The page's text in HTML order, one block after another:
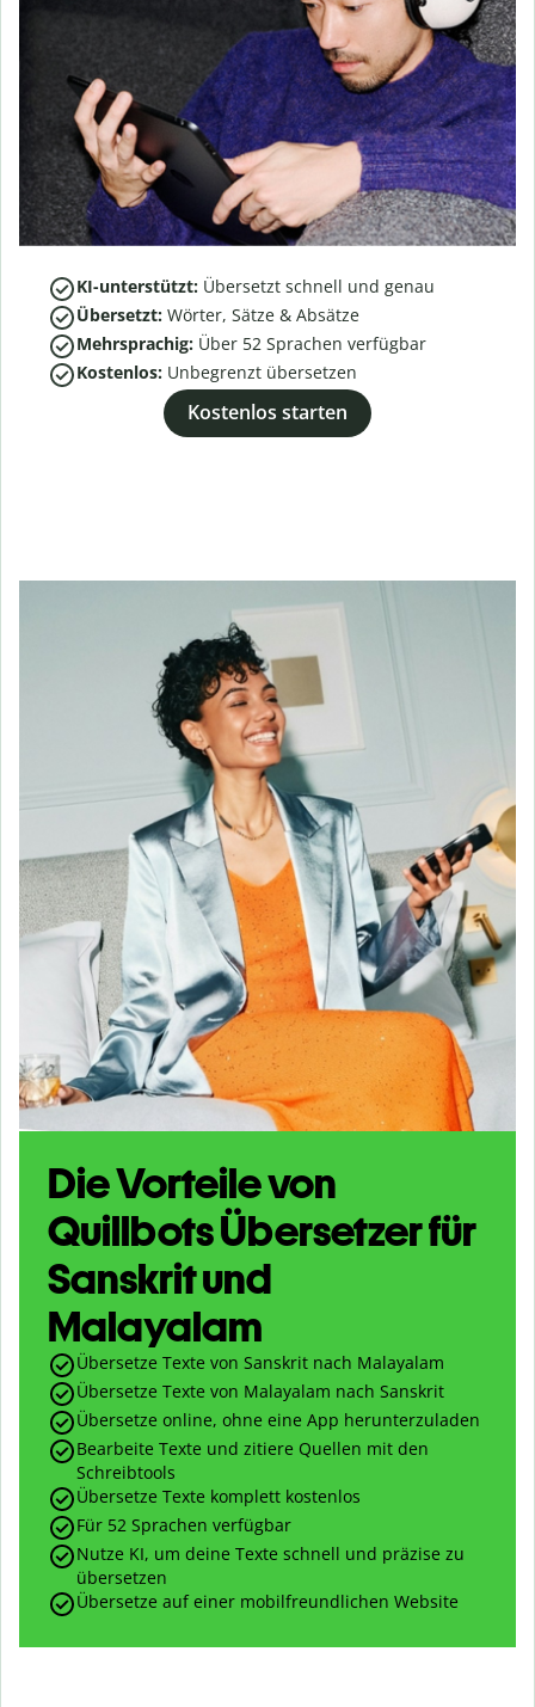
KI-unterstützt: Übersetzt schnell und genau
Übersetzt: Wörter, Sätze & Absätze
Mehrsprachig: Über 52 Sprachen verfügbar
Kostenlos: Unbegrenzt übersetzen
Kostenlos starten
Die Vorteile von
Quillbots Übersetzer für
Sanskrit und
Malayalam
Übersetze Texte von Sanskrit nach Malayalam
Übersetze Texte von Malayalam nach Sanskrit
Übersetze online, ohne eine App herunterzuladen
Bearbeite Texte und zitiere Quellen mit den
Schreibtools
Übersetze Texte komplett kostenlos
Für 52 Sprachen verfügbar
Nutze KI, um deine Texte schnell und präzise zu
übersetzen
Übersetze auf einer mobilfreundlichen Website